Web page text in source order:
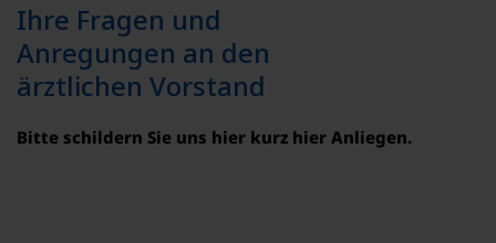
Ihre Fragen und
Anregungen an den
ärztlichen Vorstand
Bitte schildern Sie uns hier kurz hier Anliegen.